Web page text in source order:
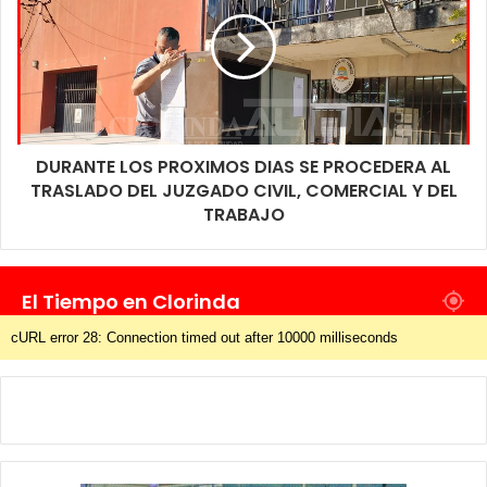
Una vez en el lugar dialogaron con una mujer, a quien se le
en forma voluntaria de un tubo de gas y un amplificador,
DURANTE LOS PROXIMOS DIAS SE PROCEDERA AL
TRASLADO DEL JUZGADO CIVIL, COMERCIAL Y DEL
TRABAJO
El Tiempo en Clorinda
cURL error 28: Connection timed out after 10000 milliseconds